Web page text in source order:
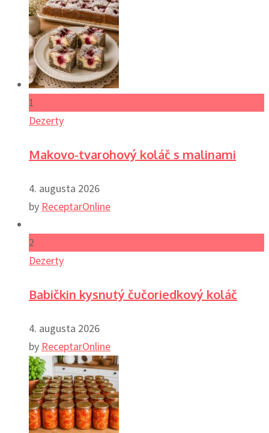
1
Dezerty
Makovo-tvarohový koláč s malinami
4. augusta 2026
by ReceptarOnline
2
Dezerty
Babičkin kysnutý čučoriedkový koláč
4. augusta 2026
by ReceptarOnline